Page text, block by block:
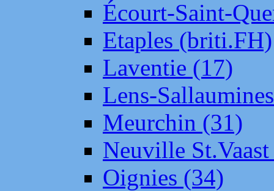
Écourt-Saint-
Etaples (briti.FH)
Laventie (17)
Lens-
Meurchin (31)
Neuville
Oignies (34)